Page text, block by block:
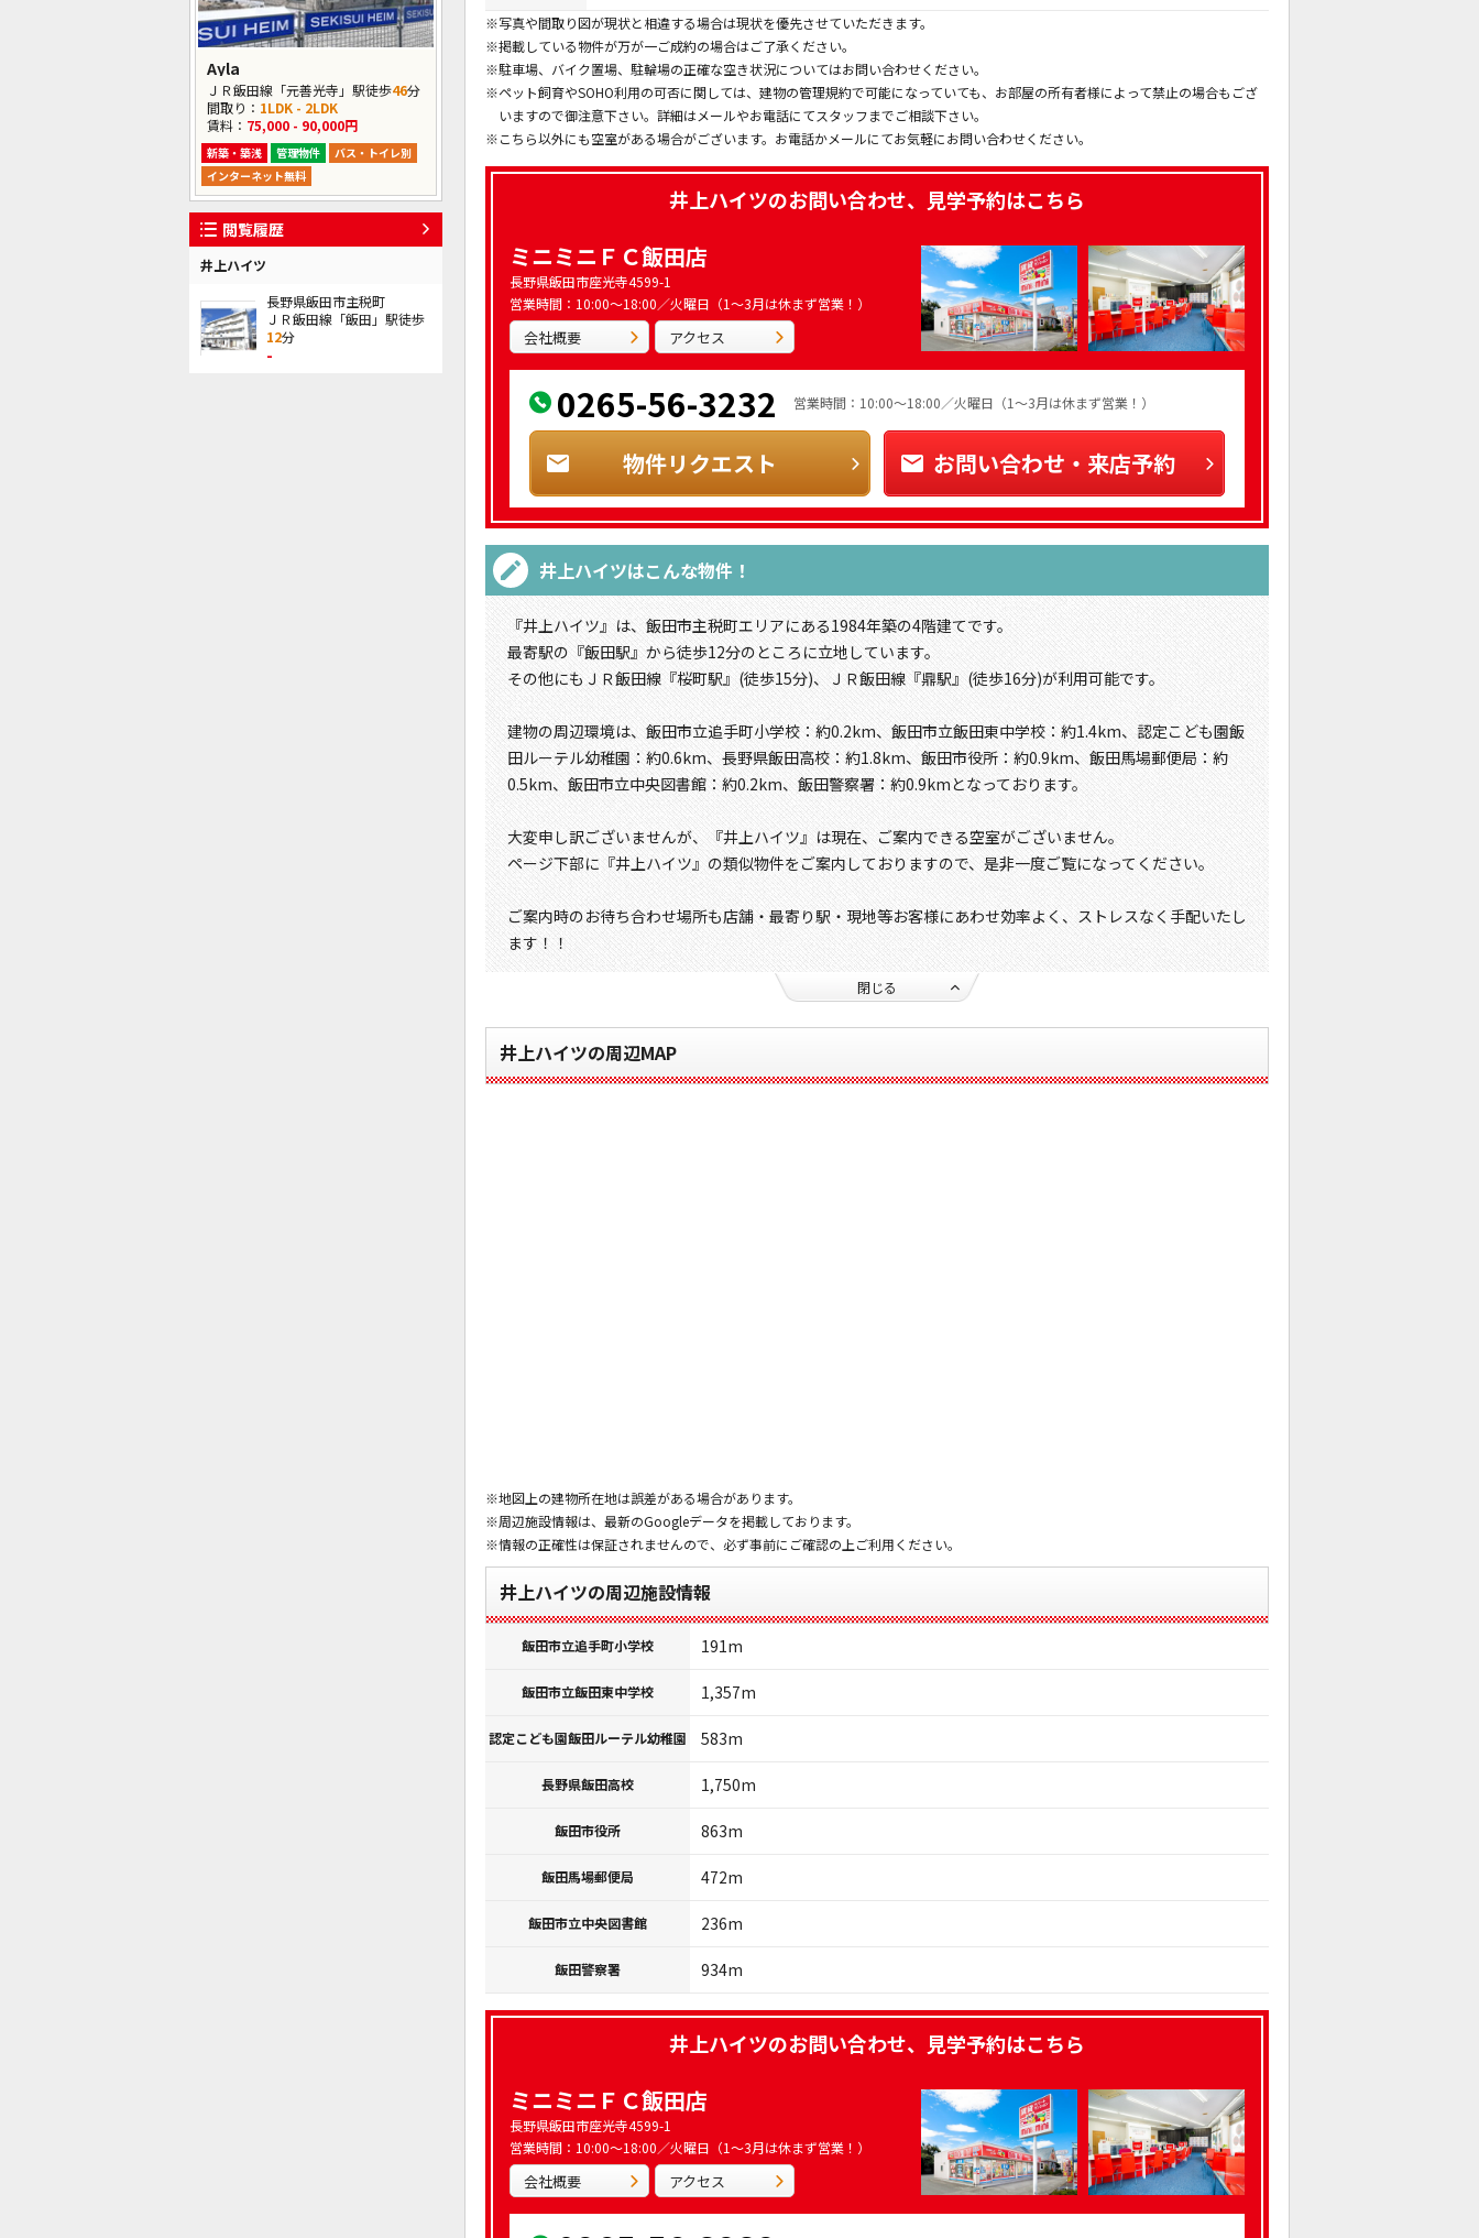
Ayla
ＪＲ飯田線「元善光寺」駅徒歩46分
間取り： 1LDK - 2LDK
賃料： 75,000 - 90,000円
新築・築浅 管理物件
バス・トイレ別
インターネット無料
閲覧履歴
井上ハイツ
長野県飯田市主税町
ＪＲ飯田線「飯田」駅徒歩
12分
-
※写真や間取り図が現状と相違する場合は現状を優先させていただきます。
※掲載している物件が万が一ご成約の場合はご了承ください。
※駐車場、バイク置場、駐輪場の正確な空き状況についてはお問い合わせください。
※ペット飼育やSOHO利用の可否に関しては、建物の管理規約で可能になっていても、お部屋の所有者様によって禁止の場合もござ
いますので御注意下さい。詳細はメールやお電話にてスタッフまでご相談下さい。
※こちら以外にも空室がある場合がございます。お電話かメールにてお気軽にお問い合わせください。
井上ハイツのお問い合わせ、見学予約はこちら
ミニミニＦＣ飯田店
長野県飯田市座光寺4599-1
営業時間：10:00～18:00／火曜日（1～3月は休まず営業！）
会社概要 アクセス
0265-56-3232 営業時間：10:00～18:00／火曜日（1～3月は休まず営業！）
物件リクエスト お問い合わせ・来店予約
井上ハイツはこんな物件！
『井上ハイツ』は、飯田市主税町エリアにある1984年築の4階建てです。
最寄駅の『飯田駅』から徒歩12分のところに立地しています。
その他にもＪＲ飯田線『桜町駅』(徒歩15分)、ＪＲ飯田線『鼎駅』(徒歩16分)が利用可能です。
建物の周辺環境は、飯田市立追手町小学校：約0.2km、飯田市立飯田東中学校：約1.4km、認定こども園飯
田ルーテル幼稚園：約0.6km、長野県飯田高校：約1.8km、飯田市役所：約0.9km、飯田馬場郵便局：約
0.5km、飯田市立中央図書館：約0.2km、飯田警察署：約0.9kmとなっております。
大変申し訳ございませんが、『井上ハイツ』は現在、ご案内できる空室がございません。
ページ下部に『井上ハイツ』の類似物件をご案内しておりますので、是非一度ご覧になってください。
ご案内時のお待ち合わせ場所も店舗・最寄り駅・現地等お客様にあわせ効率よく、ストレスなく手配いたし
ます！！
閉じる
井上ハイツの周辺MAP
※地図上の建物所在地は誤差がある場合があります。
※周辺施設情報は、最新のGoogleデータを掲載しております。
※情報の正確性は保証されませんので、必ず事前にご確認の上ご利用ください。
井上ハイツの周辺施設情報
飯田市立追手町小学校 191m
飯田市立飯田東中学校 1,357m
認定こども園飯田ルーテル幼稚園 583m
長野県飯田高校 1,750m
飯田市役所 863m
飯田馬場郵便局 472m
飯田市立中央図書館 236m
飯田警察署 934m
井上ハイツのお問い合わせ、見学予約はこちら
ミニミニＦＣ飯田店
長野県飯田市座光寺4599-1
営業時間：10:00～18:00／火曜日（1～3月は休まず営業！）
会社概要 アクセス